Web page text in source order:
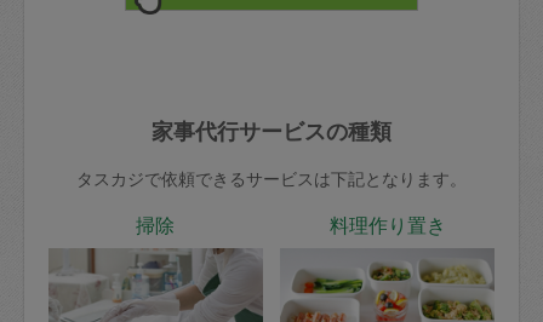
家事代行サービスの種類
タスカジで依頼できるサービスは下記となります。
掃除 料理作り置き